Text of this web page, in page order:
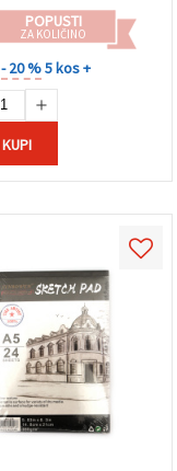
POPUSTI
ZA KOLIČINO
- 20 %5 kos +
KUPI